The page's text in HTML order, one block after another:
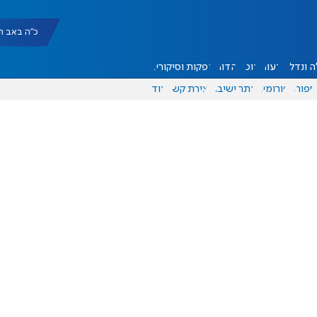
כ"ה באב תשפ"ו |
ונדל"ן דעות אוכל יהדות הפקות וסיקורים
ספורט פורומים אתר ישיבה יצירת קשר עוד